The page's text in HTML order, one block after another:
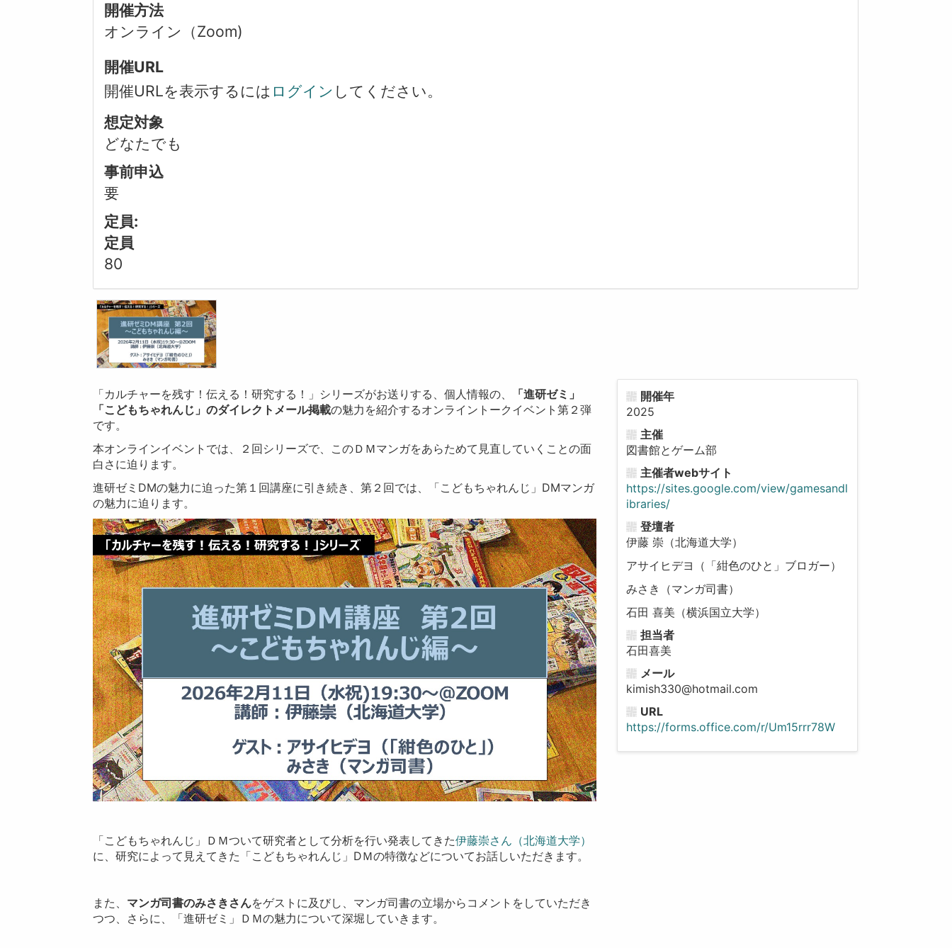
開催方法
オンライン（Zoom)
開催URL
開催URLを表示するには ログイン してください。
想定対象
どなたでも
事前申込
要
定員:
定員
80
「カルチャーを残す！伝える！研究する！」シリーズがお送りする、個人情報の、
「進研ゼミ」
「こどもちゃれんじ」のダイレクトメール掲載の魅力を紹介するオンライントークイベント第２弾
です。
本オンラインイベントでは、２回シリーズで、このＤＭマンガをあらためて見直していくことの面
白さに迫ります。
進研ゼミDMの魅力に迫った第１回講座に引き続き、第２回では、「こどもちゃれんじ」DMマンガ
の魅力に迫ります。
「こどもちゃれんじ」ＤＭついて研究者として分析を行い発表してきた伊藤崇さん（北海道大学）
に、研究によって見えてきた「こどもちゃれんじ」DＭの特徴などについてお話しいただきます。
また、 マンガ司書のみさきさんをゲストに及びし、マンガ司書の立場からコメントをしていただき
つつ、さらに、「進研ゼミ」ＤＭの魅力について深堀していきます。
開催年
2025
主催
図書館とゲーム部
主催者webサイト
https://sites.google.com/view/gamesandl
ibraries/
登壇者
伊藤 崇（北海道大学）
アサイヒデヨ（「紺色のひと」ブロガー）
みさき（マンガ司書）
石田 喜美（横浜国立大学）
担当者
石田喜美
メール
kimish330@hotmail.com
URL
https://forms.office.com/r/Um15rrr78W